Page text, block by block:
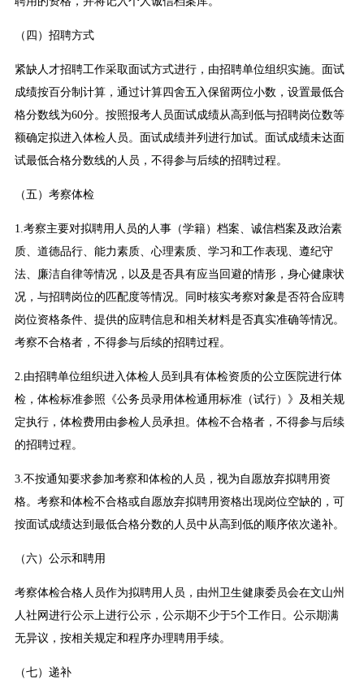
（四）招聘方式
紧缺人才招聘工作采取面试方式进行，由招聘单位组织实施。面试
成绩按百分制计算，通过计算四舍五入保留两位小数，设置最低合
格分数线为60分。按照报考人员面试成绩从高到低与招聘岗位数等
额确定拟进入体检人员。面试成绩并列进行加试。面试成绩未达面
试最低合格分数线的人员，不得参与后续的招聘过程。
（五）考察体检
1.考察主要对拟聘用人员的人事（学籍）档案、诚信档案及政治素
质、道德品行、能力素质、心理素质、学习和工作表现、遵纪守
法、廉洁自律等情况，以及是否具有应当回避的情形，身心健康状
况，与招聘岗位的匹配度等情况。同时核实考察对象是否符合应聘
岗位资格条件、提供的应聘信息和相关材料是否真实准确等情况。
考察不合格者，不得参与后续的招聘过程。
2.由招聘单位组织进入体检人员到具有体检资质的公立医院进行体
检，体检标准参照《公务员录用体检通用标准（试行）》及相关规
定执行，体检费用由参检人员承担。体检不合格者，不得参与后续
的招聘过程。
3.不按通知要求参加考察和体检的人员，视为自愿放弃拟聘用资
格。考察和体检不合格或自愿放弃拟聘用资格出现岗位空缺的，可
按面试成绩达到最低合格分数的人员中从高到低的顺序依次递补。
（六）公示和聘用
考察体检合格人员作为拟聘用人员，由州卫生健康委员会在文山州
人社网进行公示上进行公示，公示期不少于5个工作日。公示期满
无异议，按相关规定和程序办理聘用手续。
（七）递补